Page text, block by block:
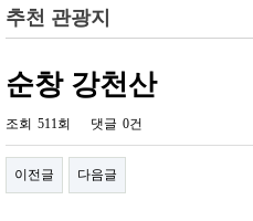
추천 관광지
순창 강천산
조회 511회 댓글 0건
이전글 다음글